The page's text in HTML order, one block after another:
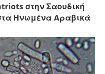
στην Σαουδική
Ηνωμένα Αραβικά